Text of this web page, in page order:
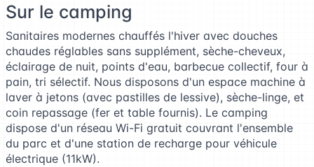
Sur le camping
Sanitaires modernes chauffés l'hiver avec douches
chaudes réglables sans supplément, sèche-cheveux,
éclairage de nuit, points d'eau, barbecue collectif, four à
pain, tri sélectif. Nous disposons d'un espace machine à
laver à jetons (avec pastilles de lessive), sèche-linge, et
coin repassage (fer et table fournis). Le camping
dispose d'un réseau Wi-Fi gratuit couvrant l'ensemble
du parc et d'une station de recharge pour véhicule
électrique (11kW).